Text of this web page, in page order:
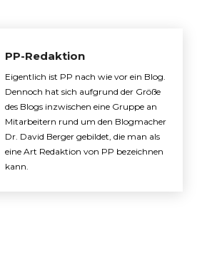
PP-Redaktion
Eigentlich ist PP nach wie vor ein Blog.
Dennoch hat sich aufgrund der Größe
des Blogs inzwischen eine Gruppe an
Mitarbeitern rund um den Blogmacher
Dr. David Berger gebildet, die man als
eine Art Redaktion von PP bezeichnen
kann.